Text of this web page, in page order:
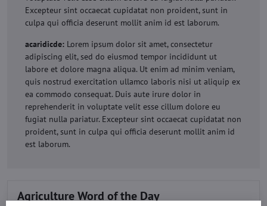
Excepteur sint occaecat cupidatat non proident, sunt in
culpa qui officia deserunt mollit anim id est laborum.
acaridicde: Lorem ipsum dolor sit amet, consectetur
adipiscing elit, sed do eiusmod tempor incididunt ut
labore et dolore magna aliqua. Ut enim ad minim veniam,
quis nostrud exercitation ullamco laboris nisi ut aliquip ex
ea commodo consequat. Duis aute irure dolor in
reprehenderit in voluptate velit esse cillum dolore eu
fugiat nulla pariatur. Excepteur sint occaecat cupidatat non
proident, sunt in culpa qui officia deserunt mollit anim id
est laborum.
Agriculture Word of the Day